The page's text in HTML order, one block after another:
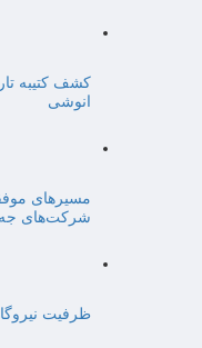
کشف کتیبه
انوشی
مسیرهای
شرکت‌های جه
ظرفیت